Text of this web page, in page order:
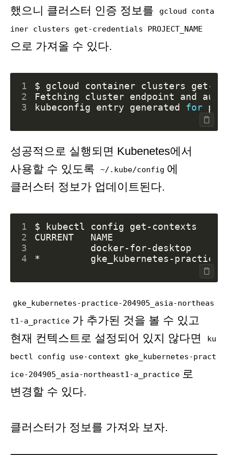
했으니 클러스터 인증 정보를
gcloud conta
iner clusters get-credentials PROJECT_NAME
으로 가져올 수 있다.
1
2
3
kubeconfig entry generated for
성공적으로 실행되면 Kubenetes에서
사용할 수 있도록
~/.kube/config 에
클러스터 정보가 업데이트된다.
1
2
3
4
gke_kubernetes-practice-204905_asia-northeas
t1-a_practice 가 추가된 것을 볼 수 있고
현재 컨텍스트로 설정되어 있지 않다면
ku
bectl config use-context gke_kubernetes-pract
ice-204905_asia-northeast1-a_practice 로
변경할 수 있다.
클러스터가 정보를 가져와 보자.